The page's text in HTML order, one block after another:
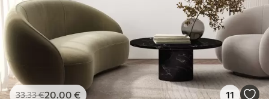
33.33€20.00 € 11